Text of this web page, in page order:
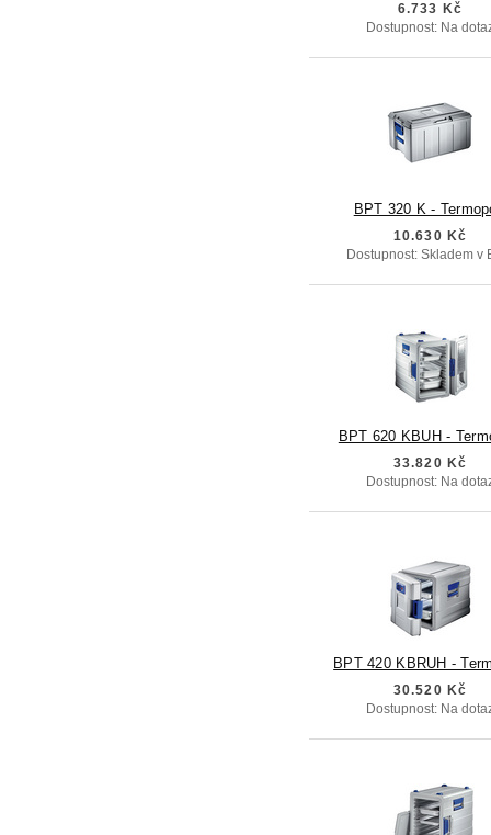
6.733 Kč
Dostupnost: Na
BPT 320 K -
10.630 Kč
Dostupnost: Skladem v
BPT 620 KBUH -
33.820 Kč
Dostupnost: Na
BPT 420 KBRUH -
30.520 Kč
Dostupnost: Na